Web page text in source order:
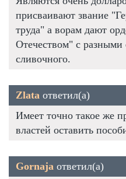
присваивают звание
труда" а ворам дают
Отечеством" с
сливочного.
Zlata ответил(а)
Имеет точно такое же
властей оставить
Gornaja ответил(а)